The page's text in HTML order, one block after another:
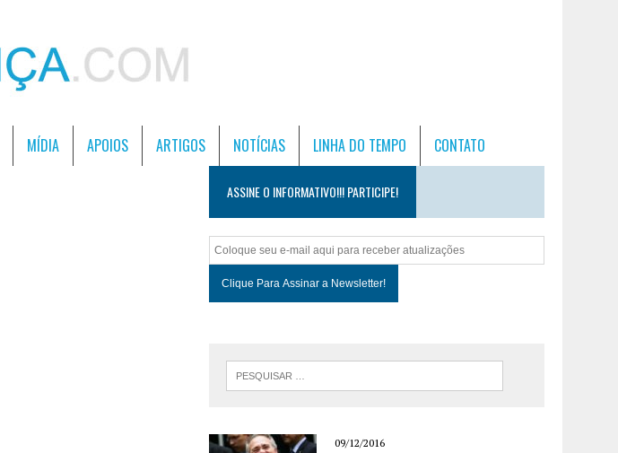
MÍDIA APOIOS ARTIGOS NOTÍCIAS LINHA DO TEMPO CONTATO
ASSINE O INFORMATIVO!!! PARTICIPE!
09/12/2016